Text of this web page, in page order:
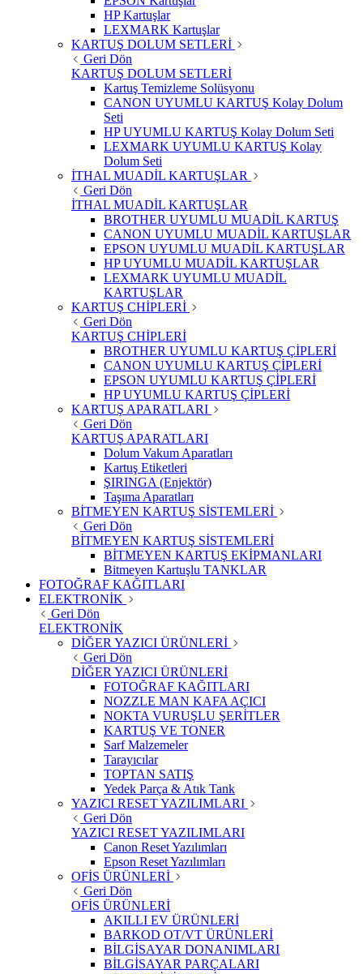
HP Kartuşlar
LEXMARK Kartuşlar
KARTUŞ DOLUM SETLERİ
Geri Dön
KARTUŞ DOLUM SETLERİ
Kartuş Temizleme Solüsyonu
CANON UYUMLU KARTUŞ Kolay Dolum
Seti
HP UYUMLU KARTUŞ Kolay Dolum Seti
LEXMARK UYUMLU KARTUŞ Kolay
Dolum Seti
İTHAL MUADİL KARTUŞLAR
Geri Dön
İTHAL MUADİL KARTUŞLAR
BROTHER UYUMLU MUADİL KARTUŞ
CANON UYUMLU MUADİL KARTUŞLAR
EPSON UYUMLU MUADİL KARTUŞLAR
HP UYUMLU MUADİL KARTUŞLAR
LEXMARK UYUMLU MUADİL
KARTUŞLAR
KARTUŞ CHİPLERİ
Geri Dön
KARTUŞ CHİPLERİ
BROTHER UYUMLU KARTUŞ ÇİPLERİ
CANON UYUMLU KARTUŞ ÇİPLERİ
EPSON UYUMLU KARTUŞ ÇİPLERİ
HP UYUMLU KARTUŞ ÇİPLERİ
KARTUŞ APARATLARI
Geri Dön
KARTUŞ APARATLARI
Dolum Vakum Aparatları
Kartuş Etiketleri
ŞIRINGA (Enjektör)
Taşıma Aparatları
BİTMEYEN KARTUŞ SİSTEMLERİ
Geri Dön
BİTMEYEN KARTUŞ SİSTEMLERİ
BİTMEYEN KARTUŞ EKİPMANLARI
Bitmeyen Kartuşlu TANKLAR
FOTOĞRAF KAĞITLARI
ELEKTRONİK
Geri Dön
ELEKTRONİK
DİĞER YAZICI ÜRÜNLERİ
Geri Dön
DİĞER YAZICI ÜRÜNLERİ
FOTOĞRAF KAĞITLARI
NOZZLE MAN KAFA AÇICI
NOKTA VURUŞLU ŞERİTLER
KARTUŞ VE TONER
Sarf Malzemeler
Tarayıcılar
TOPTAN SATIŞ
Yedek Parça & Atık Tank
YAZICI RESET YAZILIMLARI
Geri Dön
YAZICI RESET YAZILIMLARI
Canon Reset Yazılımları
Epson Reset Yazılımları
OFİS ÜRÜNLERİ
Geri Dön
OFİS ÜRÜNLERİ
AKILLI EV ÜRÜNLERİ
BARKOD OT/VT ÜRÜNLERİ
BİLGİSAYAR DONANIMLARI
BİLGİSAYAR PARÇALARI